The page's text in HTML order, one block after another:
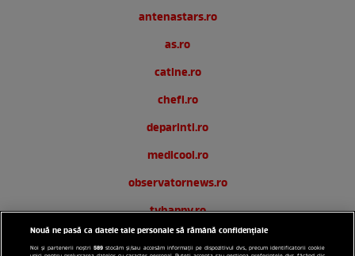
antenastars.ro
as.ro
catine.ro
chefi.ro
deparinti.ro
medicool.ro
observatornews.ro
tvhappy.ro
useit.ro
Nouă ne pasă ca datele tale personale să rămână confidențiale
Noi și partenerii noștri589 stocăm și/sau accesăm informații pe dispozitivul dvs., precum identificatorii cookie